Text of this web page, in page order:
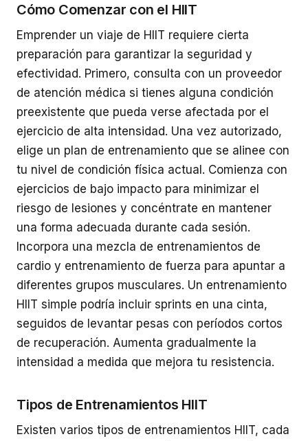
Cómo Comenzar con el HIIT
Emprender un viaje de HIIT requiere cierta
preparación para garantizar la seguridad y
efectividad. Primero, consulta con un proveedor
de atención médica si tienes alguna condición
preexistente que pueda verse afectada por el
ejercicio de alta intensidad. Una vez autorizado,
elige un plan de entrenamiento que se alinee con
tu nivel de condición física actual. Comienza con
ejercicios de bajo impacto para minimizar el
riesgo de lesiones y concéntrate en mantener
una forma adecuada durante cada sesión.
Incorpora una mezcla de entrenamientos de
cardio y entrenamiento de fuerza para apuntar a
diferentes grupos musculares. Un entrenamiento
HIIT simple podría incluir sprints en una cinta,
seguidos de levantar pesas con períodos cortos
de recuperación. Aumenta gradualmente la
intensidad a medida que mejora tu resistencia.
Tipos de Entrenamientos HIIT
Existen varios tipos de entrenamientos HIIT, cada